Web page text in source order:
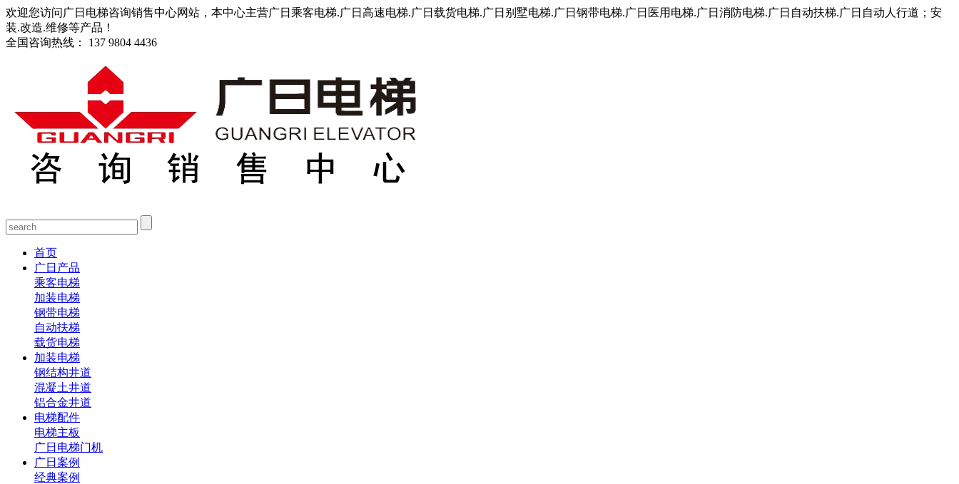
欢迎您访问广日电梯咨询销售中心网站，本中心主营广日乘客电梯.广日高速电梯.广日载货电梯.广日别墅电梯.广日钢带电梯.广日医用电梯.广日消防电梯.广日自动扶梯.广日自动人行道；安
装.改造.维修等产品！
全国咨询热线：
137 9804 4436
首页
广日产品
乘客电梯
加装电梯
钢带电梯
自动扶梯
载货电梯
加装电梯
钢结构井道
混凝土井道
铝合金井道
电梯配件
电梯主板
广日电梯门机
广日案例
经典案例